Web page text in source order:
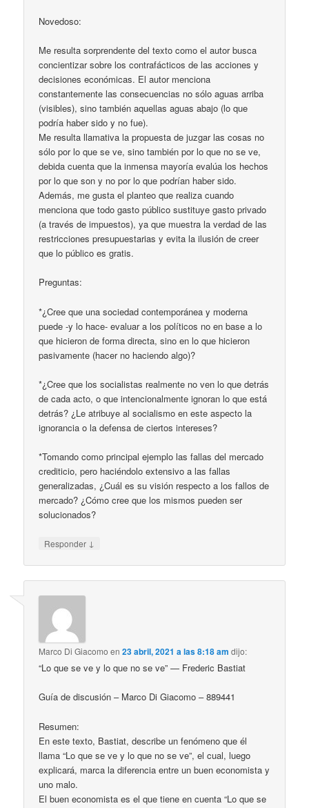
Novedoso:
Me resulta sorprendente del texto como el autor busca
concientizar sobre los contrafácticos de las acciones y
decisiones económicas. El autor menciona
constantemente las consecuencias no sólo aguas arriba
(visibles), sino también aquellas aguas abajo (lo que
podría haber sido y no fue).
Me resulta llamativa la propuesta de juzgar las cosas no
sólo por lo que se ve, sino también por lo que no se ve,
debida cuenta que la inmensa mayoría evalúa los hechos
por lo que son y no por lo que podrían haber sido.
Además, me gusta el planteo que realiza cuando
menciona que todo gasto público sustituye gasto privado
(a través de impuestos), ya que muestra la verdad de las
restricciones presupuestarias y evita la ilusión de creer
que lo público es gratis.
Preguntas:
*¿Cree que una sociedad contemporánea y moderna
puede -y lo hace- evaluar a los políticos no en base a lo
que hicieron de forma directa, sino en lo que hicieron
pasivamente (hacer no haciendo algo)?
*¿Cree que los socialistas realmente no ven lo que detrás
de cada acto, o que intencionalmente ignoran lo que está
detrás? ¿Le atribuye al socialismo en este aspecto la
ignorancia o la defensa de ciertos intereses?
*Tomando como principal ejemplo las fallas del mercado
crediticio, pero haciéndolo extensivo a las fallas
generalizadas, ¿Cuál es su visión respecto a los fallos de
mercado? ¿Cómo cree que los mismos pueden ser
solucionados?
Responder ↓
Marco Di Giacomo en23 abril, 2021 a las 8:18 am dijo:
“Lo que se ve y lo que no se ve” — Frederic Bastiat
Guía de discusión – Marco Di Giacomo – 889441
Resumen:
En este texto, Bastiat, describe un fenómeno que él
llama “Lo que se ve y lo que no se ve”, el cual, luego
explicará, marca la diferencia entre un buen economista y
uno malo.
El buen economista es el que tiene en cuenta “Lo que se